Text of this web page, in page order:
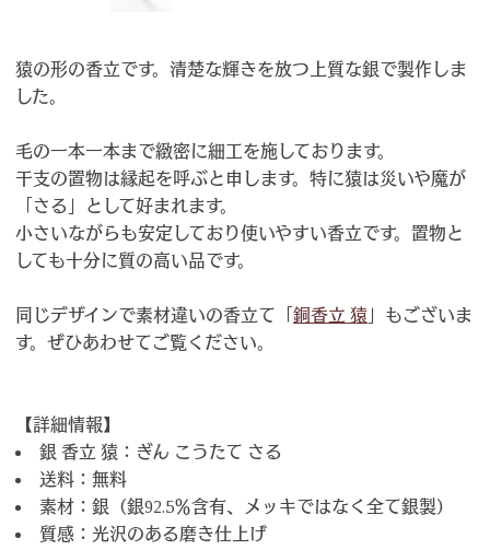
猿の形の香立です。清楚な輝きを放つ上質な銀で製作しま
した。
毛の一本一本まで緻密に細工を施しております。
干支の置物は縁起を呼ぶと申します。特に猿は災いや魔が
「さる」として好まれます。
小さいながらも安定しており使いやすい香立です。置物と
しても十分に質の高い品です。
同じデザインで素材違いの香立て「 銅香立 猿 」もございま
す。ぜひあわせてご覧ください。
【詳細情報】
銀 香立 猿：ぎん こうたて さる
送料：無料
素材：銀（銀92.5％含有、メッキではなく全て銀製）
質感：光沢のある磨き仕上げ